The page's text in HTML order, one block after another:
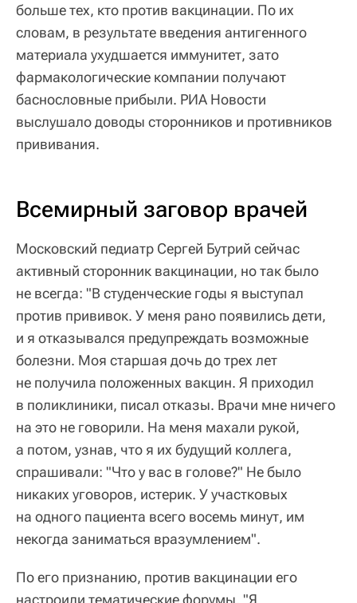
больше тех, кто против вакцинации. По их
словам, в результате введения антигенного
материала ухудшается иммунитет, зато
фармакологические компании получают
баснословные прибыли. РИА Новости
выслушало доводы сторонников и противников
прививания.
Всемирный заговор врачей
Московский педиатр Сергей Бутрий сейчас
активный сторонник вакцинации, но так было
не всегда: "В студенческие годы я выступал
против прививок. У меня рано появились дети,
и я отказывался предупреждать возможные
болезни. Моя старшая дочь до трех лет
не получила положенных вакцин. Я приходил
в поликлиники, писал отказы. Врачи мне ничего
на это не говорили. На меня махали рукой,
а потом, узнав, что я их будущий коллега,
спрашивали: "Что у вас в голове?" Не было
никаких уговоров, истерик. У участковых
на одного пациента всего восемь минут, им
некогда заниматься вразумлением".
По его признанию, против вакцинации его
настроили тематические форумы. "Я